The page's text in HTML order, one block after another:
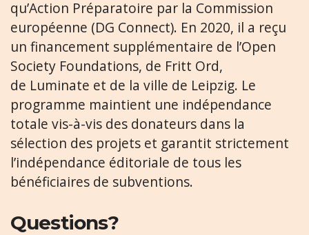
qu’Action Préparatoire par la Commission
européenne (DG Connect). En 2020, il a reçu
un financement supplémentaire de l’Open
Society Foundations, de Fritt Ord,
de Luminate et de la ville de Leipzig. Le
programme maintient une indépendance
totale vis-à-vis des donateurs dans la
sélection des projets et garantit strictement
l’indépendance éditoriale de tous les
bénéficiaires de subventions.
Questions?